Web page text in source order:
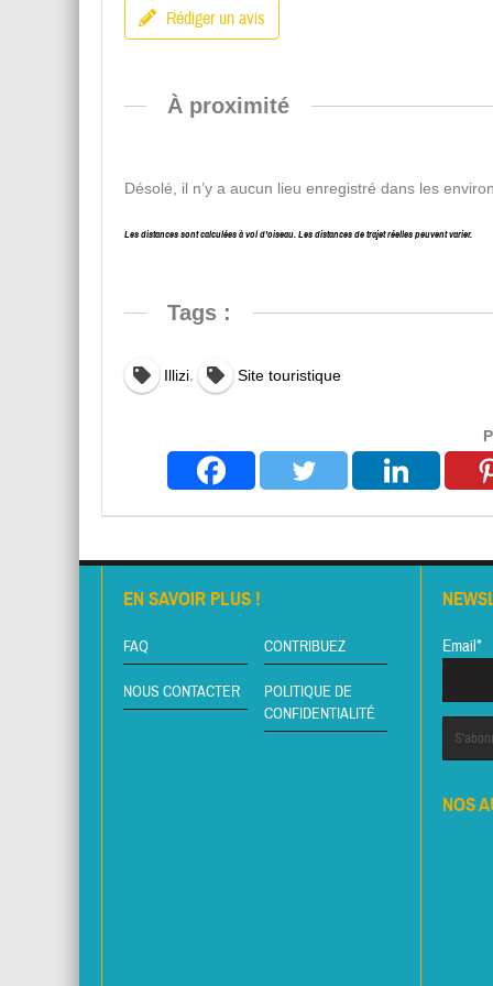
Rédiger un avis
À proximité
Désolé, il n’y a aucun lieu enregistré dans les
Les distances sont calculées à vol d’oiseau. Les distances de trajet réelles peuvent varier.
Tags :
Illizi , Site touristique
EN SAVOIR PLUS !
FAQ CONTRIBUEZ
NOUS CONTACTER
POLITIQUE DE
CONFIDENTIALITÉ
Email*
NOS